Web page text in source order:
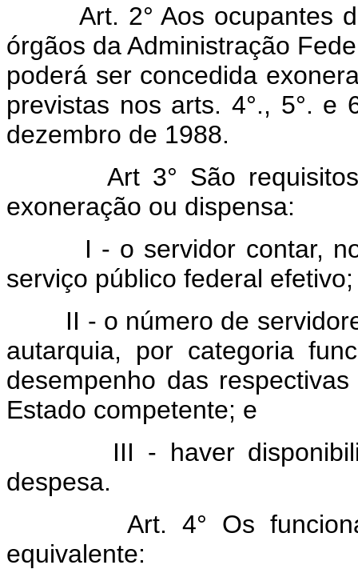
Art. 2° Aos ocupantes de
órgãos da Administração
poderá ser concedida
previstas nos arts. 4°., 5°. e
dezembro de 1988.
Art 3° São requisitos
exoneração ou dispensa:
I - o servidor contar, no
serviço público federal efetivo;
II - o número de
autarquia, por categoria
desempenho das
Estado competente; e
III - haver
despesa.
Art. 4° Os
equivalente: